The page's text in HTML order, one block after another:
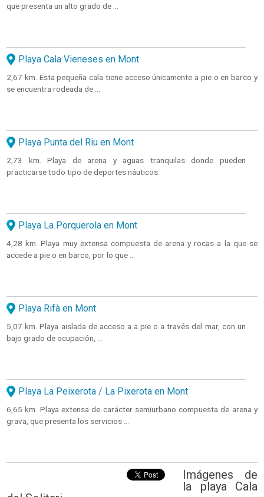
que presenta un alto grado de ...
Playa Cala Vieneses en Mont
2,67 km. Esta pequeña cala tiene acceso únicamente a pie o en barco y
se encuentra rodeada de ...
Playa Punta del Riu en Mont
2,73 km. Playa de arena y aguas tranquilas donde pueden
practicarse todo tipo de deportes náuticos.
Playa La Porquerola en Mont
4,28 km. Playa muy extensa compuesta de arena y rocas a la que se
accede a pie o en barco, por lo que ...
Playa Rifà en Mont
5,07 km. Playa aislada de acceso a a pie o a través del mar, con un
bajo grado de ocupación, ...
Playa La Peixerota / La Pixerota en Mont
6,65 km. Playa extensa de carácter semiurbano compuesta de arena y
grava, que presenta los servicios ...
Imágenes de
la playa Cala